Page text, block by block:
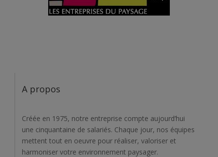
A propos
Créée en 1975, notre entreprise compte aujourd’hui
une cinquantaine de salariés. Chaque jour, nos équipes
mettent tout en oeuvre pour réaliser, valoriser et
harmoniser votre environnement paysager.